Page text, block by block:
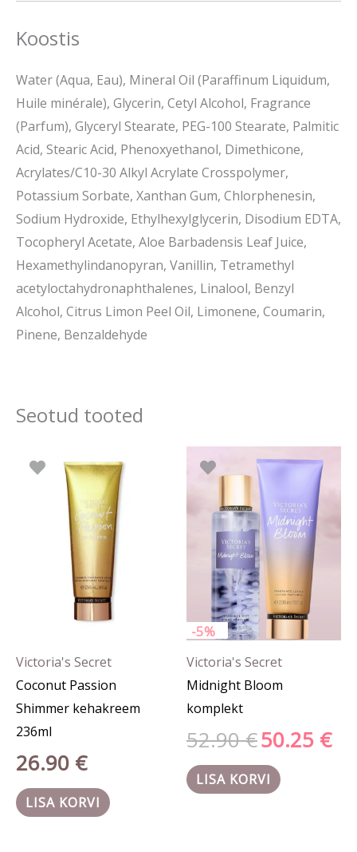
Koostis
Water (Aqua, Eau), Mineral Oil (Paraffinum Liquidum,
Huile minérale), Glycerin, Cetyl Alcohol, Fragrance
(Parfum), Glyceryl Stearate, PEG-100 Stearate, Palmitic
Acid, Stearic Acid, Phenoxyethanol, Dimethicone,
Acrylates/C10-30 Alkyl Acrylate Crosspolymer,
Potassium Sorbate, Xanthan Gum, Chlorphenesin,
Sodium Hydroxide, Ethylhexylglycerin, Disodium EDTA,
Tocopheryl Acetate, Aloe Barbadensis Leaf Juice,
Hexamethylindanopyran, Vanillin, Tetramethyl
acetyloctahydronaphthalenes, Linalool, Benzyl
Alcohol, Citrus Limon Peel Oil, Limonene, Coumarin,
Pinene, Benzaldehyde
Seotud tooted
Victoria's Secret
Coconut Passion
Shimmer kehakreem
236ml
26.90 €
LISA KORVI
-5%
Victoria's Secret
Midnight Bloom
komplekt
52.90€
hind
oli:
52.90 €.
50.25 €
LISA KORVI